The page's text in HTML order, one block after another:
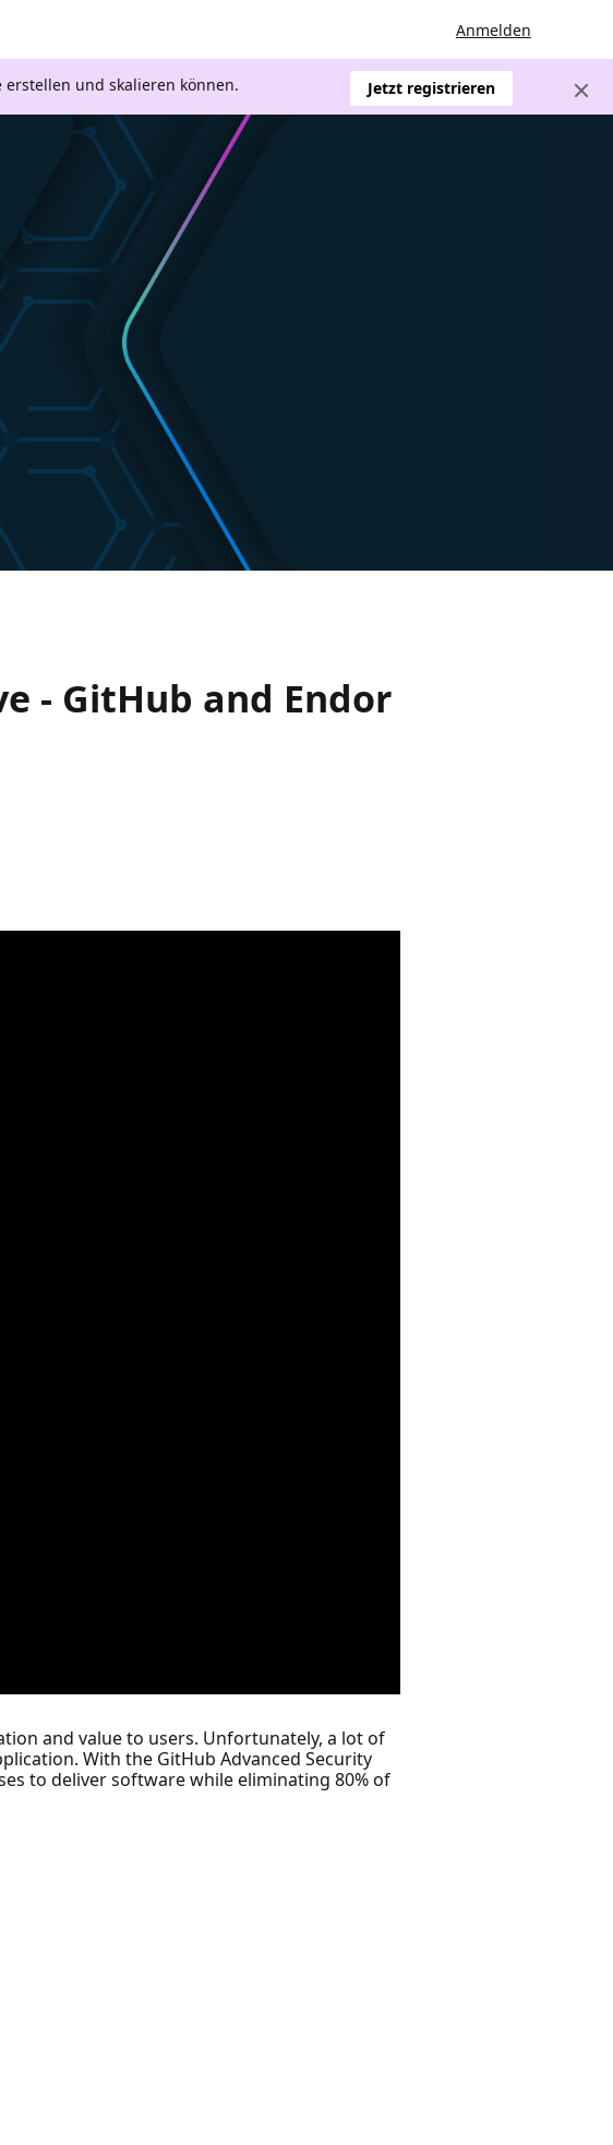
Anmelden
erstellen und skalieren können. Jetzt registrieren
- GitHub and Endor
and value to users. Unfortunately, a lot of
With the GitHub Advanced Security
to deliver software while eliminating 80% of